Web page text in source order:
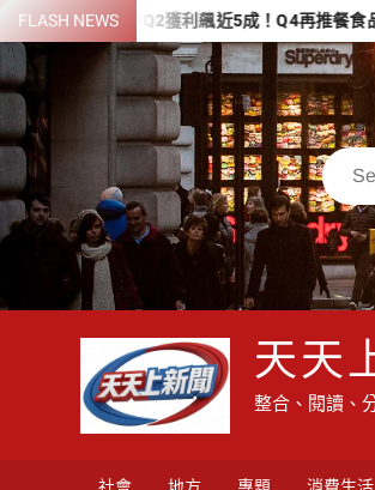
Skip
to
content
FLASH NEWS
國際Q2獲利飆近5成！Q4再推餐食品牌添動能
天天
整合、閱讀、